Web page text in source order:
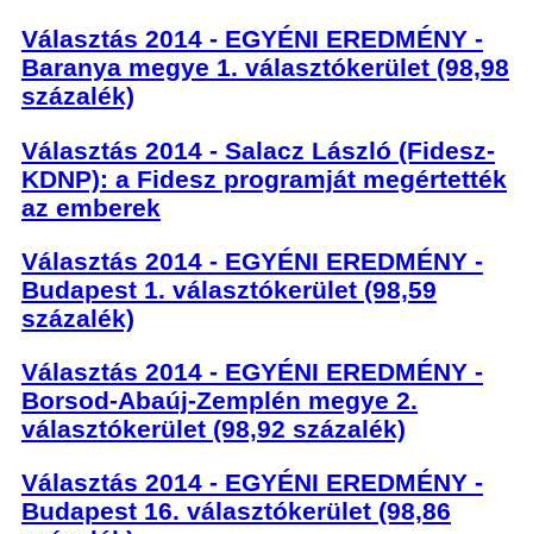
Választás 2014 - EGYÉNI EREDMÉNY -
Baranya megye 1. választókerület (98,98
százalék)
Választás 2014 - Salacz László (Fidesz-
KDNP): a Fidesz programját megértették
az emberek
Választás 2014 - EGYÉNI EREDMÉNY -
Budapest 1. választókerület (98,59
százalék)
Választás 2014 - EGYÉNI EREDMÉNY -
Borsod-Abaúj-Zemplén megye 2.
választókerület (98,92 százalék)
Választás 2014 - EGYÉNI EREDMÉNY -
Budapest 16. választókerület (98,86